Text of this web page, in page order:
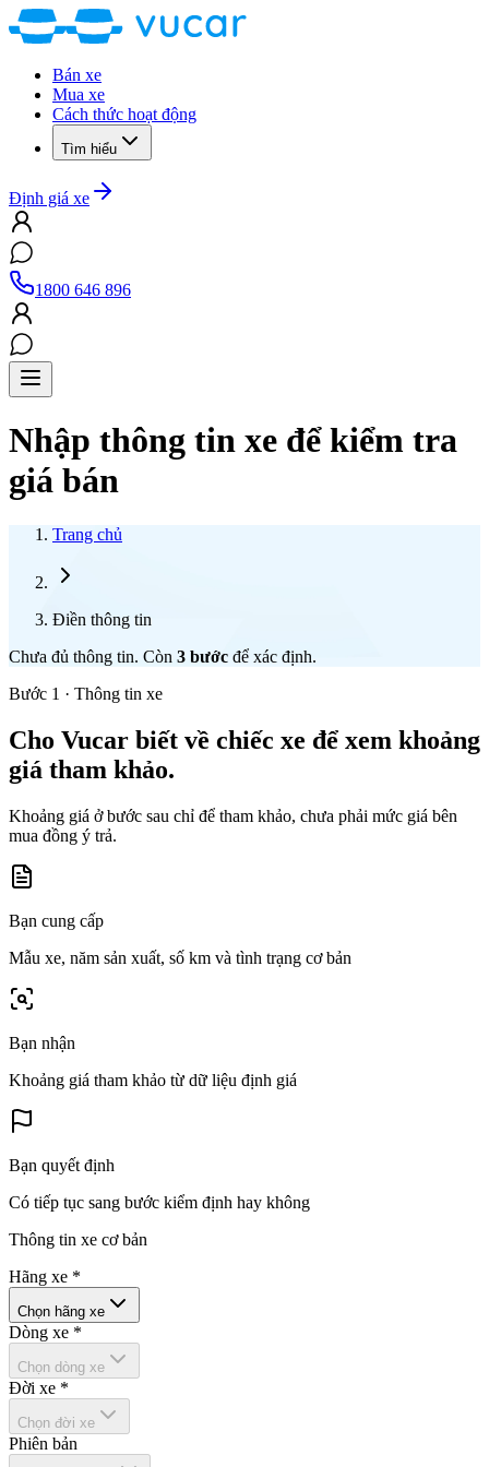
Bán xe
Mua xe
Cách thức hoạt động
Tìm hiểu
Định giá xe
1800 646 896
Nhập thông tin xe để kiểm tra
giá bán
Trang chủ
Điền thông tin
Chưa đủ thông tin. Còn 3 bước để xác định.
Bước 1 · Thông tin xe
Cho Vucar biết về chiếc xe để xem khoảng
giá tham khảo.
Khoảng giá ở bước sau chỉ để tham khảo, chưa phải mức giá bên
mua đồng ý trả.
Bạn cung cấp
Mẫu xe, năm sản xuất, số km và tình trạng cơ bản
Bạn nhận
Khoảng giá tham khảo từ dữ liệu định giá
Bạn quyết định
Có tiếp tục sang bước kiểm định hay không
Thông tin xe cơ bản
Hãng xe *
Chọn hãng xe
Dòng xe *
Chọn dòng xe
Đời xe *
Chọn đời xe
Phiên bản